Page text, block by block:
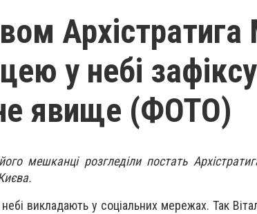
Архістратига
у небі
явище (ФОТО)
мешканці розгледіли постать
викладають у соціальних мережах. Так